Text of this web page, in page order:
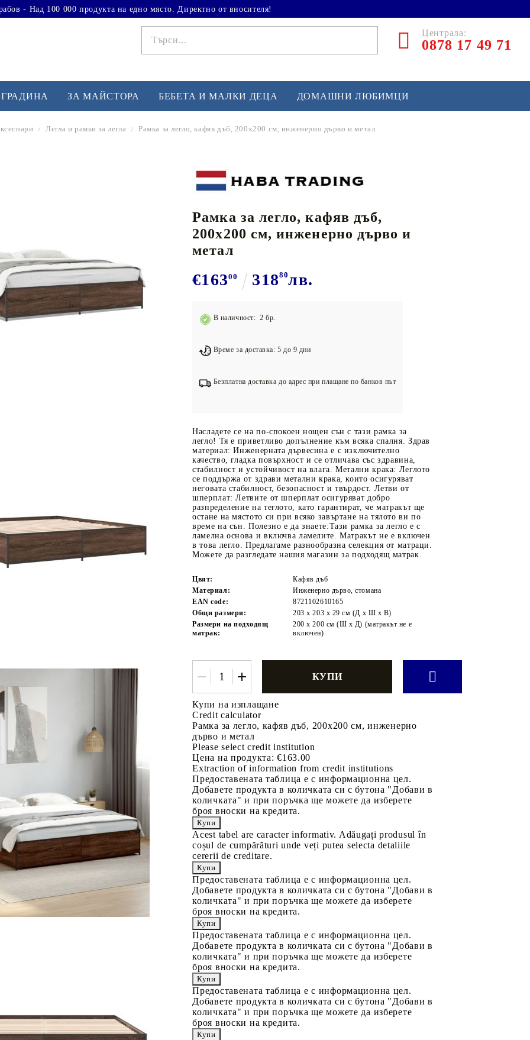
- Над 100 000 продукта на едно място. Директно от вносителя!
Централа:
0878 17 49 71
Тренажори за баланс
Подложки за фитнес уреди
Лостове за набиране
Силови кули
Баскетбол
Бейзбол и софтбол
Хокей и лакрос
Волейбол
ЗА МАЙСТОРА БЕБЕТА И МАЛКИ ДЕЦА ДОМАШНИ ЛЮБИМЦИ
Легла и рамки за легла Рамка за легло, кафяв дъб, 200x200 см, инженерно дърво и метал
Рамка за легло, кафяв дъб,
200x200 см, инженерно дърво и
метал
€16300 31880лв.
В наличност: 2 бр.
Време за доставка: 5 до 9 дни
Безплатна доставка до адрес при плащане по банков път
Насладете се на по-спокоен нощен сън с тази рамка за
легло! Тя е приветливо допълнение към всяка спалня. Здрав
материал: Инженерната дървесина е с изключително
качество, гладка повърхност и се отличава със здравина,
стабилност и устойчивост на влага. Метални крака: Леглото
се поддържа от здрави метални крака, които осигуряват
неговата стабилност, безопасност и твърдост. Летви от
шперплат: Летвите от шперплат осигуряват добро
разпределение на теглото, като гарантират, че матракът ще
остане на мястото си при всяко завъртане на тялото ви по
време на сън. Полезно е да знаете:Тази рамка за легло е с
ламелна основа и включва ламелите. Матракът не е включен
в това легло. Предлагаме разнообразна селекция от матраци.
Можете да разгледате нашия магазин за подходящ матрак.
Цвят:
Кафяв дъб
Материал:
Инженерно дърво, стомана
EAN code:
8721102610165
Общи размери:
203 x 203 x 29 см (Д x Ш x В)
Размери на подходящ
матрак:
200 x 200 см (Ш x Д) (матракът не е
включен)
Купи на изплащане
Credit calculator
Рамка за легло, кафяв дъб, 200x200 см, инженерно
дърво и метал
Please select credit institution
Цена на продукта: €163.00
Extraction of information from credit institutions
Предоставената таблица е с информационна цел.
Добавете продукта в количката си с бутона "Добави в
количката" и при поръчка ще можете да изберете
броя вноски на кредита.
Acest tabel are caracter informativ. Adăugați produsul în
coșul de cumpărături unde veți putea selecta detaliile
cererii de creditare.
Предоставената таблица е с информационна цел.
Добавете продукта в количката си с бутона "Добави в
количката" и при поръчка ще можете да изберете
броя вноски на кредита.
Предоставената таблица е с информационна цел.
Добавете продукта в количката си с бутона "Добави в
количката" и при поръчка ще можете да изберете
броя вноски на кредита.
Предоставената таблица е с информационна цел.
Добавете продукта в количката си с бутона "Добави в
количката" и при поръчка ще можете да изберете
броя вноски на кредита.